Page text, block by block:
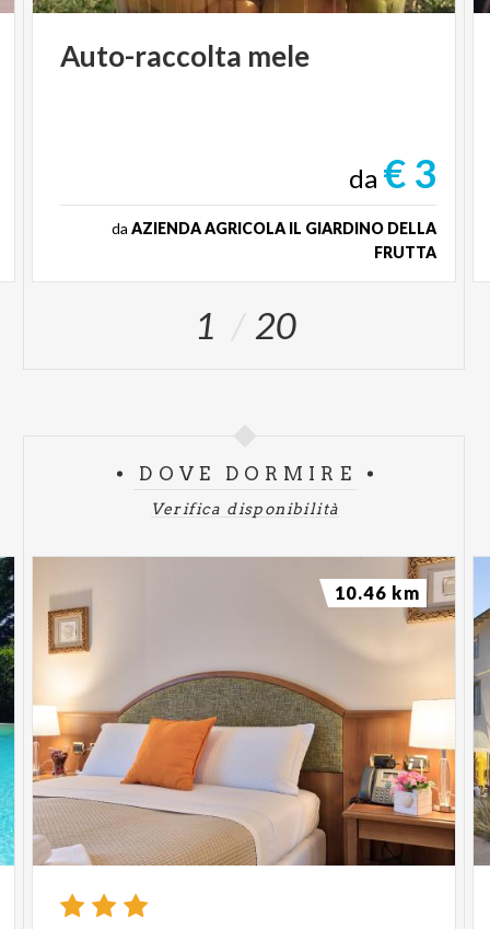
Auto-raccolta mele
da € 3
da AZIENDA AGRICOLA IL GIARDINO DELLA
FRUTTA
1 20
DOVE DORMIRE
Verifica disponibilità
10.46 km